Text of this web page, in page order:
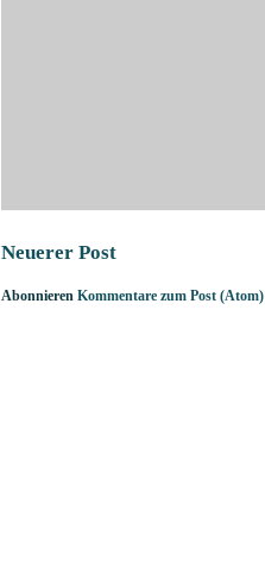
Neuerer Post
Abonnieren Kommentare zum Post (Atom)